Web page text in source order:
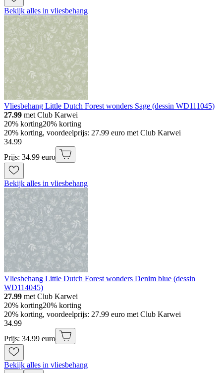
Bekijk alles in vliesbehang
Vliesbehang Little Dutch Forest wonders Sage (dessin WD111045)
27.99 met Club Karwei
20% korting20% korting
20% korting, voordeelprijs: 27.99 euro met Club Karwei
34.99
Prijs: 34.99 euro
Bekijk alles in vliesbehang
Vliesbehang Little Dutch Forest wonders Denim blue (dessin
WD114045)
27.99 met Club Karwei
20% korting20% korting
20% korting, voordeelprijs: 27.99 euro met Club Karwei
34.99
Prijs: 34.99 euro
Bekijk alles in vliesbehang